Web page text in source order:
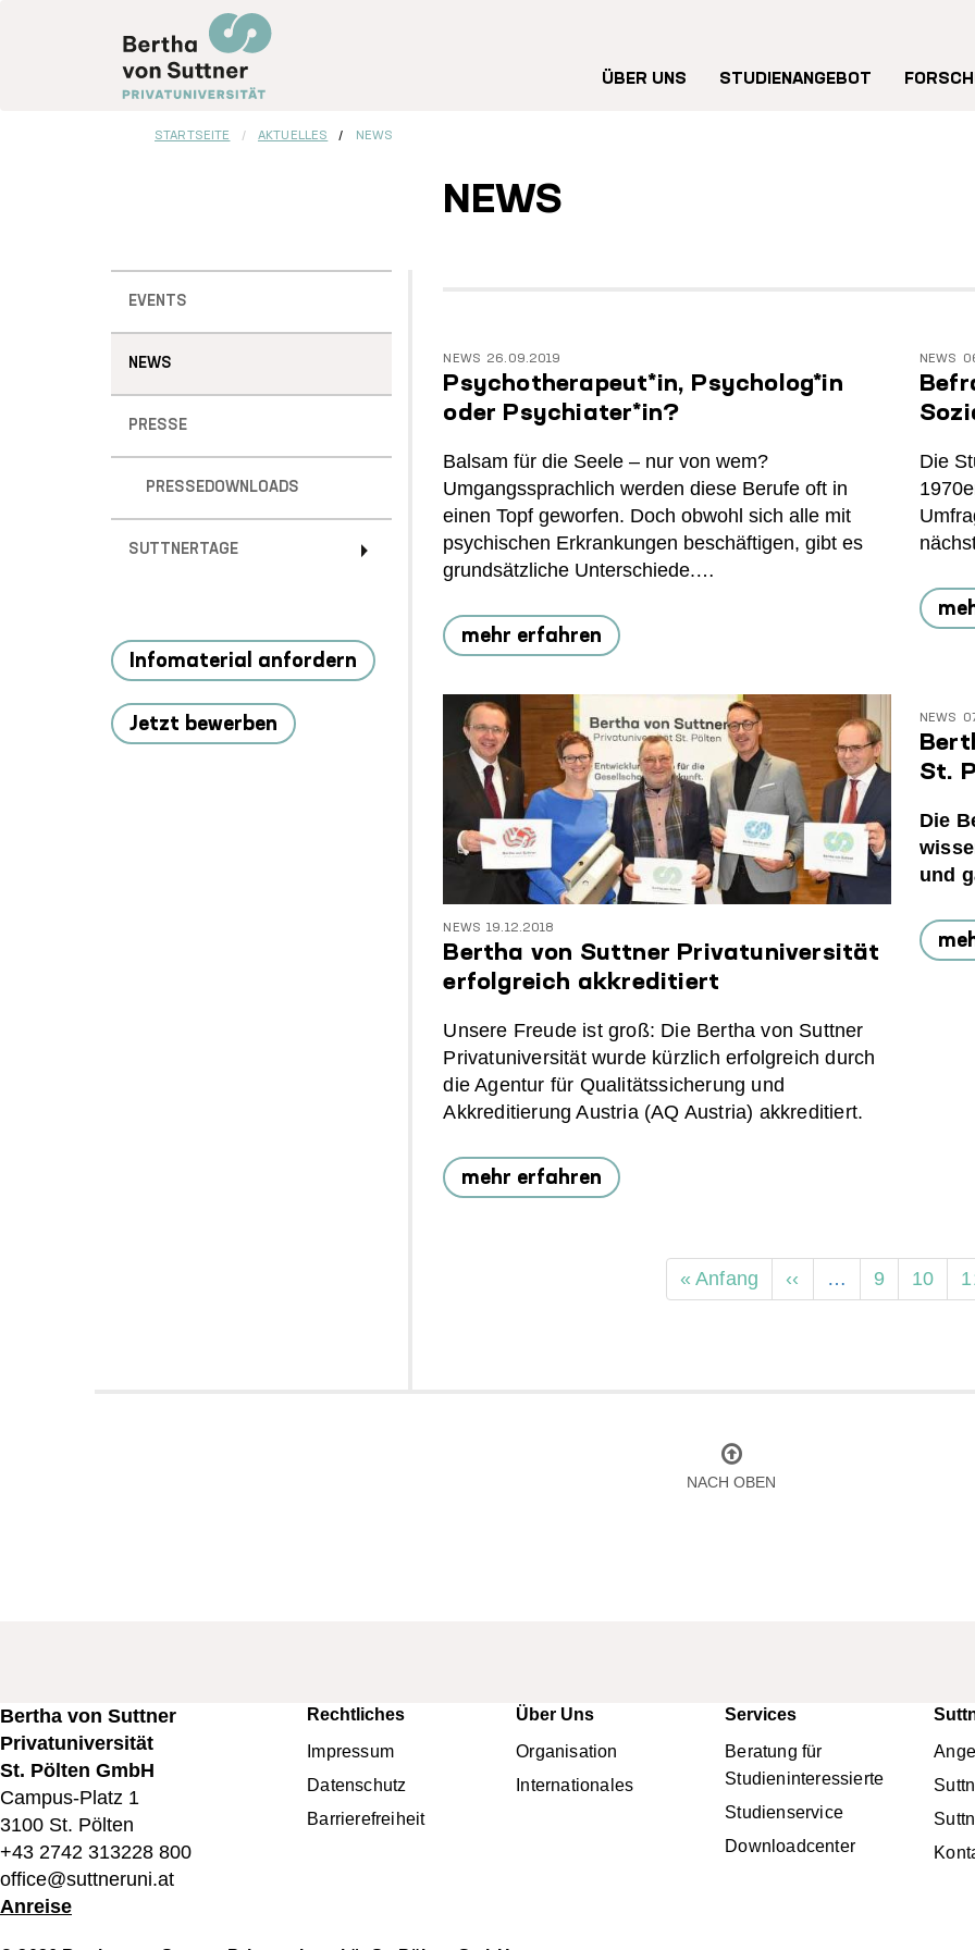
Hauptnavigation
ÜBER UNS STUDIENANGEBOT
STARTSEITE AKTUELLES NEWS
EVENTS
NEWS
PRESSE
PRESSEDOWNLOADS
SUTTNERTAGE
Infomaterial anfordern
Jetzt bewerben
NEWS
NEWS 26.09.2019
Psychotherapeut*in, Psycholog*in
oder Psychiater*in?
Balsam für die Seele – nur von wem?
Umgangssprachlich werden diese Berufe oft in
einen Topf geworfen. Doch obwohl sich alle mit
psychischen Erkrankungen beschäftigen, gibt es
grundsätzliche Unterschiede.…
mehr erfahren
NEWS
Die
NEWS 19.12.2018
Bertha von Suttner Privatuniversität
erfolgreich akkreditiert
Unsere Freude ist groß: Die Bertha von Suttner
Privatuniversität wurde kürzlich erfolgreich durch
die Agentur für Qualitätssicherung und
Akkreditierung Austria (AQ Austria) akkreditiert.
mehr erfahren
NEWS
St.
Die
und
Erste
Seite
« Anfang
Vorherige
Seite
‹‹ … Page
9 Page
10
NACH OBEN
Bertha von Suttner
Privatuniversität
St. Pölten GmbH
Campus-Platz 1
3100 St. Pölten
+43 2742 313228 800
office@suttneruni.at
Anreise
Fußbereichsmenü
Rechtliches
Impressum
Datenschutz
Barrierefreiheit
Über Uns
Organisation
Internationales
Services
Beratung für
Studieninteressierte
Studienservice
Downloadcenter